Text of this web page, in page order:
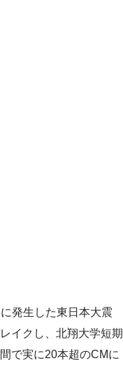
発生した東日本大震
イクし、北翔大学短期
で実に20本超のCMに